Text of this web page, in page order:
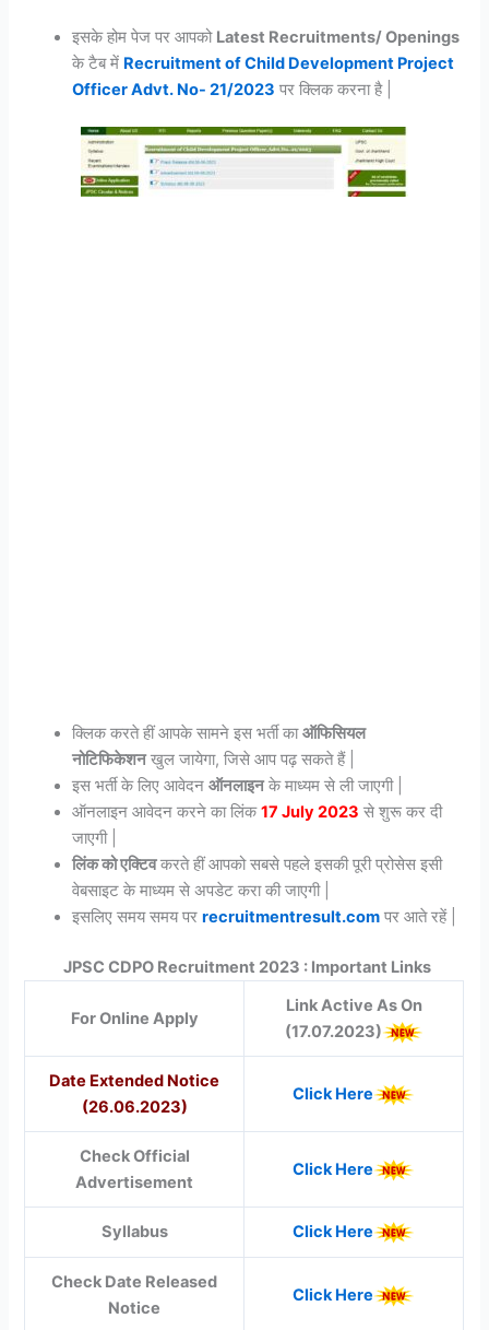
इसके होम पेज पर आपको Latest Recruitments/ Openings
के टैब में Recruitment of Child Development Project
Officer Advt. No- 21/2023 पर क्लिक करना है |
क्लिक करते हीं आपके सामने इस भर्ती काऑफिसियल
नोटिफिकेशनखुल जायेगा, जिसे आप पढ़ सकते हैं |
इस भर्ती के लिए आवेदनऑनलाइनके माध्यम से ली जाएगी |
ऑनलाइन आवेदन करने का लिंक17 July 2023 से शुरू कर दी
जाएगी |
लिंक को एक्टिवकरते हीं आपको सबसे पहले इसकी पूरी प्रोसेस इसी
वेबसाइट के माध्यम से अपडेट करा की जाएगी |
इसलिए समय समय परrecruitmentresult.com पर आते रहें |
JPSC CDPO Recruitment 2023 : Important Links
For Online Apply
Link Active As On
(17.07.2023)
Date Extended Notice
(26.06.2023)
Click Here
Check Official
Advertisement
Click Here
Syllabus Click Here
Check Date Released
Notice
Click Here